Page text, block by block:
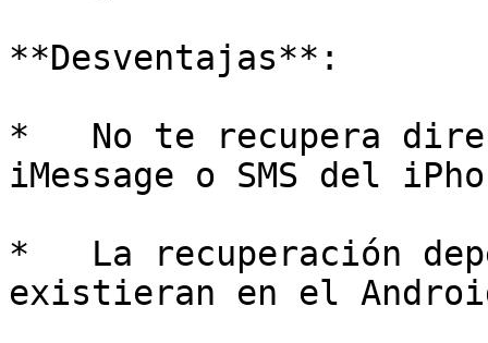
**Desventajas**:
*   No te recupera
iMessage o SMS del
*   La recuperación
existieran en el